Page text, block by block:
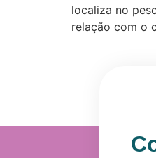
localiza no
relação com o